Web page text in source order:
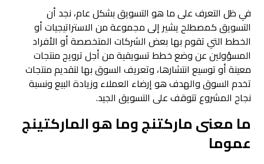
في ظل التعرف على ما هو التسويق بشكل عام، نجد أن
التسويق كمصطلح يشير إلى مجموعة من الاستراتيجيات أو
الخطط التي تقوم بها بعض الشركات المتخصصة أو الأفراد
المسؤولين عن وضع خطط تسويقية من أجل ترويج منتجات
معينة أو توسيع انتشارها، وتعريف السوق بها لتقديم منتجات
تخدم السوق والهدف هو إرضاء العملاء وزيادة البيع ونسبة
نجاح المشروع تتوقف على التسويق الجيد.
ما معنى ماركتنج وما هو الماركتينج
عموما